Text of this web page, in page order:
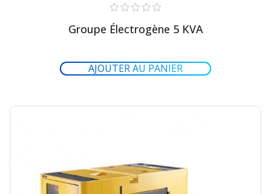
Groupe Électrogène 5 KVA